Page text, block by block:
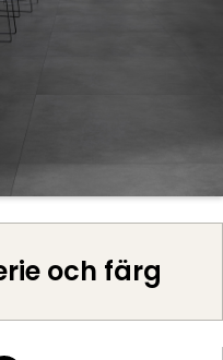
och färg